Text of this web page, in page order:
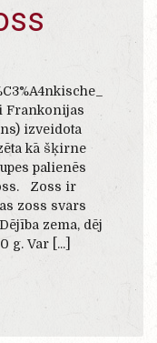
Frankonijas
izveidota
kā šķirne
palienēs
Zoss ir
zoss svars
zema, dēj
g. Var [...]